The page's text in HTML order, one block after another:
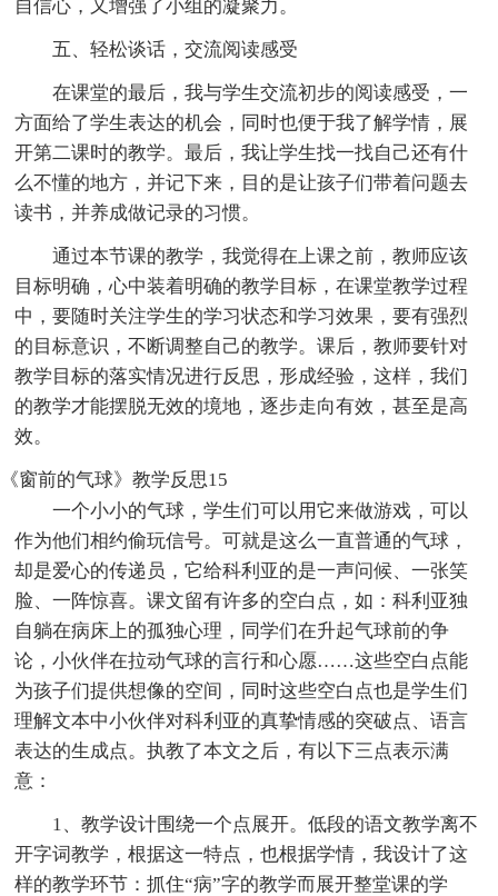
自信心，又增强了小组的凝聚力。
五、轻松谈话，交流阅读感受
在课堂的最后，我与学生交流初步的阅读感受，一
方面给了学生表达的机会，同时也便于我了解学情，展
开第二课时的教学。最后，我让学生找一找自己还有什
么不懂的地方，并记下来，目的是让孩子们带着问题去
读书，并养成做记录的习惯。
通过本节课的教学，我觉得在上课之前，教师应该
目标明确，心中装着明确的教学目标，在课堂教学过程
中，要随时关注学生的学习状态和学习效果，要有强烈
的目标意识，不断调整自己的教学。课后，教师要针对
教学目标的落实情况进行反思，形成经验，这样，我们
的教学才能摆脱无效的境地，逐步走向有效，甚至是高
效。
《窗前的气球》教学反思15
一个小小的气球，学生们可以用它来做游戏，可以
作为他们相约偷玩信号。可就是这么一直普通的气球，
却是爱心的传递员，它给科利亚的是一声问候、一张笑
脸、一阵惊喜。课文留有许多的空白点，如：科利亚独
自躺在病床上的孤独心理，同学们在升起气球前的争
论，小伙伴在拉动气球的言行和心愿……这些空白点能
为孩子们提供想像的空间，同时这些空白点也是学生们
理解文本中小伙伴对科利亚的真挚情感的突破点、语言
表达的生成点。执教了本文之后，有以下三点表示满
意：
1、教学设计围绕一个点展开。低段的语文教学离不
开字词教学，根据这一特点，也根据学情，我设计了这
样的教学环节：抓住“病”字的教学而展开整堂课的学